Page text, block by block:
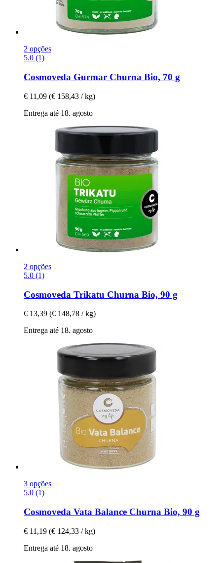
2 opções
5.0 (1)
Cosmoveda Gurmar Churna Bio, 70 g
€ 11,09 (€ 158,43 / kg)
Entrega até 18. agosto
2 opções
5.0 (1)
Cosmoveda Trikatu Churna Bio, 90 g
€ 13,39 (€ 148,78 / kg)
Entrega até 18. agosto
3 opções
5.0 (1)
Cosmoveda Vata Balance Churna Bio, 90 g
€ 11,19 (€ 124,33 / kg)
Entrega até 18. agosto